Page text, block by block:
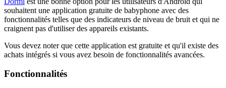
souhaitent une application gratuite de babyphone avec des
fonctionnalités telles que des indicateurs de niveau de bruit et qui ne
craignent pas d'utiliser des appareils existants.
Vous devez noter que cette application est gratuite et qu'il existe des
achats intégrés si vous avez besoin de fonctionnalités avancées.
Fonctionnalités